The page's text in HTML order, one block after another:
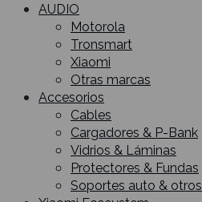
AUDIO
Motorola
Tronsmart
Xiaomi
Otras marcas
Accesorios
Cables
Cargadores & P-Bank
Vidrios & Láminas
Protectores & Fundas
Soportes auto & otros